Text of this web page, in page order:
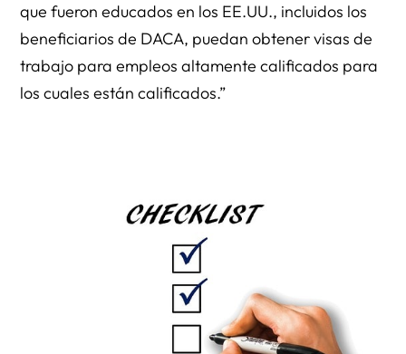
que fueron educados en los EE.UU., incluidos los
beneficiarios de DACA, puedan obtener visas de
trabajo para empleos altamente calificados para
los cuales están calificados.”